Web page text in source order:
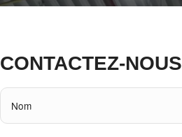
CONTACTEZ-NOUS